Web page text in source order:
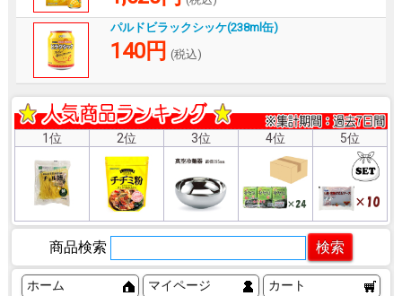
パルドビラックシッケ(238ml缶)
140円 (税込)
1位 2位 3位 4位 5位
商品検索
ホーム マイページ カート